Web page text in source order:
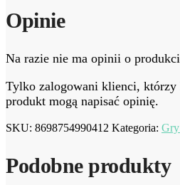
Opinie
Na razie nie ma opinii o
Tylko zalogowani klienci,
produkt mogą napisać opinię.
SKU: 8698754990412 Kategoria:
Podobne produkty